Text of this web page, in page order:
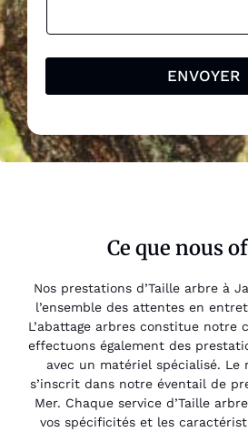
ENVOYER
Ce que nous
Nos prestations d’Taille arbre à
l’ensemble des attentes en
L’abattage arbres constitue notre
effectuons également des
avec un matériel spécialisé. Le
s’inscrit dans notre éventail de
Mer. Chaque service d’Taille
vos spécificités et les